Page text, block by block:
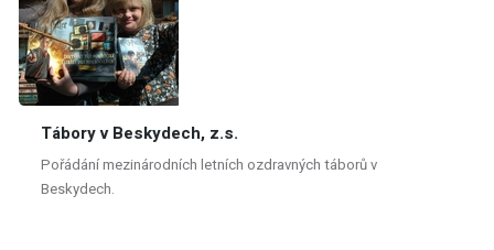
Tábory v Beskydech, z.s.
Pořádání mezinárodních letních ozdravných táborů v
Beskydech.